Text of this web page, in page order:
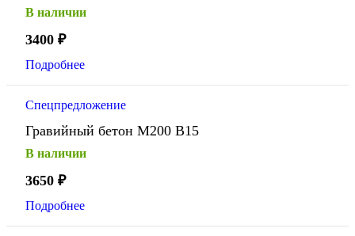
В наличии
3400 ₽
Подробнее
Спецпредложение
Гравийный бетон М200 В15
В наличии
3650 ₽
Подробнее